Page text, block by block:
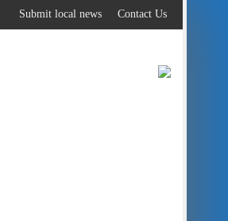
to
content
Contact Us
Submit local news